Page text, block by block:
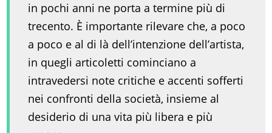
in pochi anni ne porta a termine più di
trecento. È importante rilevare che, a poco
a poco e al di là dell’intenzione dell’artista,
in quegli articoletti cominciano a
intravedersi note critiche e accenti sofferti
nei confronti della società, insieme al
desiderio di una vita più libera e più